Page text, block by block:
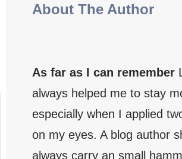
About The Author
As far as I can remember
always helped me to stay
especially when I applied
on my eyes. A blog author
always carry an small